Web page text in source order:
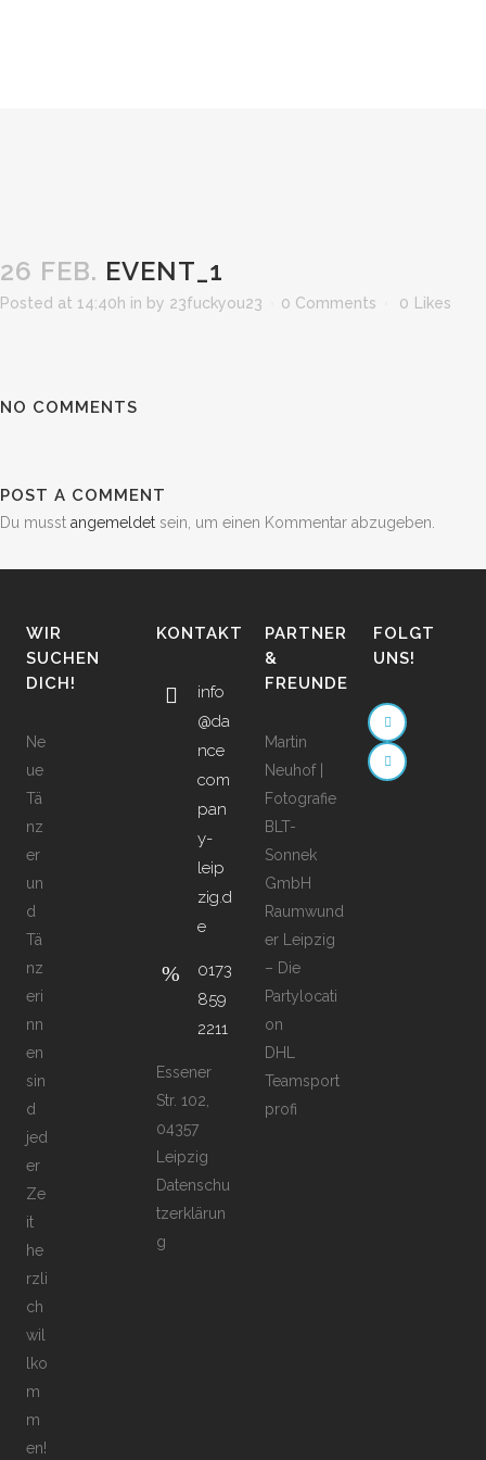
26 FEB. EVENT_1
Posted at 14:40h in by 23fuckyou23 0 Comments 0 Likes
NO COMMENTS
POST A COMMENT
Du musst angemeldet sein, um einen Kommentar abzugeben.
WIR
SUCHEN
DICH!
Ne
ue
Tä
nz
er
un
d
Tä
nz
eri
nn
en
sin
d
jed
er
Ze
it
he
rzli
ch
wil
lko
m
m
en!
KONTAKT
info
@da
nce
com
pan
y-
leip
zig.d
e
0173
859
2211
Essener
Str. 102,
04357
Leipzig
Datenschu
tzerklärun
g
PARTNER
&
FREUNDE
Martin
Neuhof |
Fotografie
BLT-
Sonnek
GmbH
Raumwund
er Leipzig
– Die
Partylocati
on
DHL
Teamsport
profi
FOLGT
UNS!